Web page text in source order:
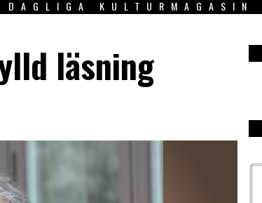
DAGLIGA KULTURMAGASIN
läsning